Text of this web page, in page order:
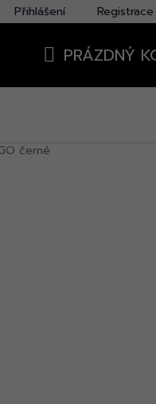
Přihlášení Registrace
PRÁZDNÝ
černé